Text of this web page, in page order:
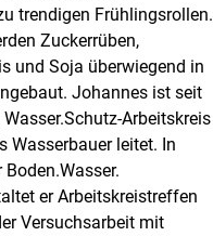
trendigen Frühlingsrollen.
Zuckerrüben,
und Soja überwiegend in
Johannes ist seit
Arbeitskreis
Wasserbauer leitet. In
er Arbeitskreistreffen
Versuchsarbeit mit